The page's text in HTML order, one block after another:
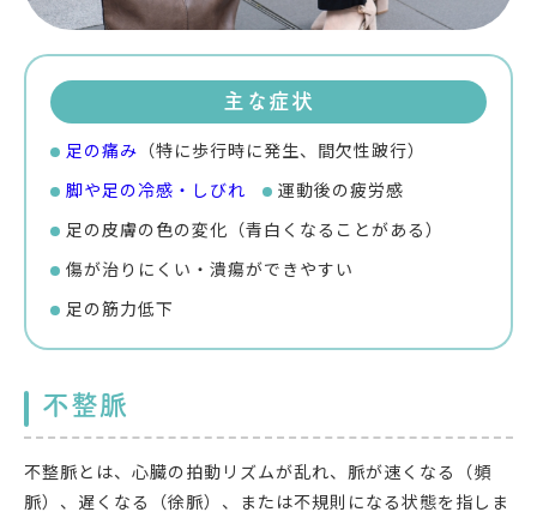
主な症状
足の痛み （特に歩行時に発生、間欠性跛行）
脚や足の冷感・しびれ
運動後の疲労感
足の皮膚の色の変化（青白くなることがある）
傷が治りにくい・潰瘍ができやすい
足の筋力低下
不整脈
不整脈とは、心臓の拍動リズムが乱れ、脈が速くなる（頻
脈）、遅くなる（徐脈）、または不規則になる状態を指しま